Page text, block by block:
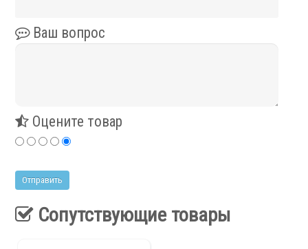
Диагностика неисправностей станков
Контакты
Ваш вопрос
Оцените товар
Сопутствующие товары